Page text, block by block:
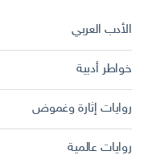
الأدب العربي
خواطر أدبية
روايات إثارة وغموض
روايات عالمية